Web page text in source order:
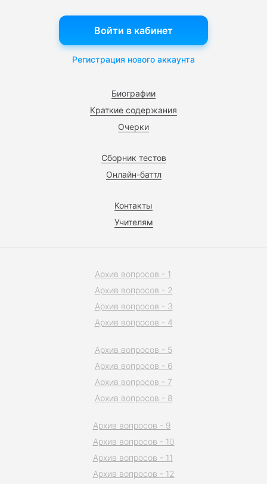
Биографии
Краткие содержания
Очерки
Сборник тестов
Онлайн-баттл
Контакты
Учителям
Войти в кабинет
Регистрация нового аккаунта
Архив вопросов - 1
Архив вопросов - 2
Архив вопросов - 3
Архив вопросов - 4
Архив вопросов - 5
Архив вопросов - 6
Архив вопросов - 7
Архив вопросов - 8
Архив вопросов - 9
Архив вопросов - 10
Архив вопросов - 11
Архив вопросов - 12